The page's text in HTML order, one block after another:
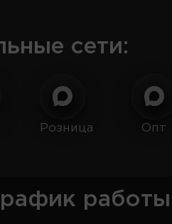
сети:
Розница Опт